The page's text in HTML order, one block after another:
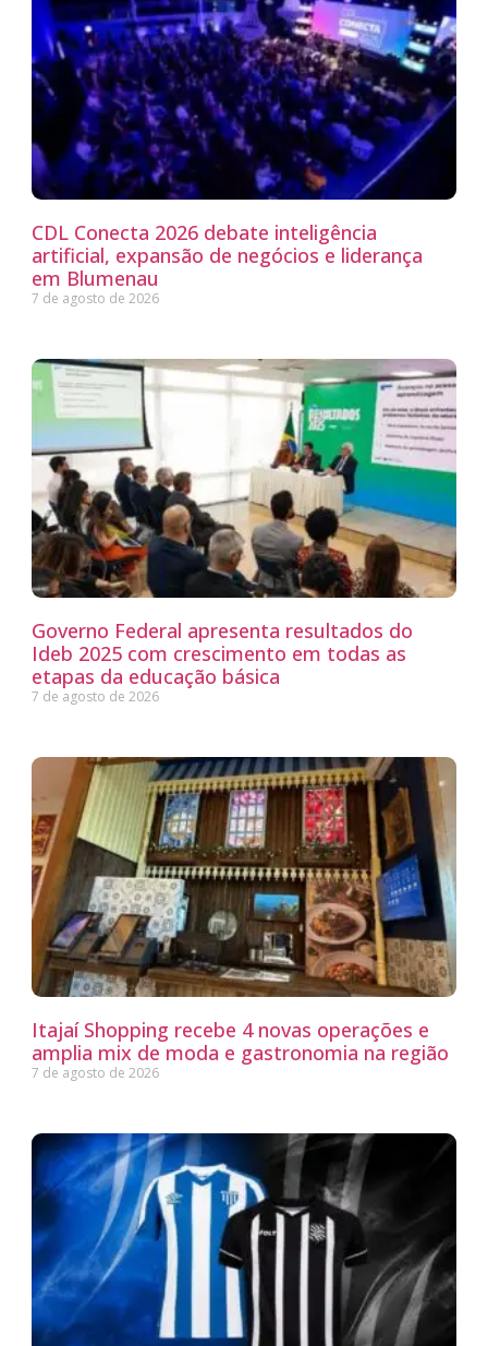
CDL Conecta 2026 debate inteligência
artificial, expansão de negócios e liderança
em Blumenau
7 de agosto de 2026
Governo Federal apresenta resultados do
Ideb 2025 com crescimento em todas as
etapas da educação básica
7 de agosto de 2026
Itajaí Shopping recebe 4 novas operações e
amplia mix de moda e gastronomia na região
7 de agosto de 2026